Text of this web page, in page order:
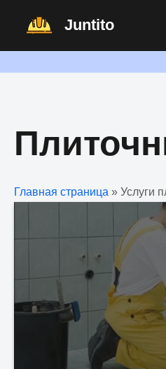
содержимому
Juntito
Главная страница » Услуги